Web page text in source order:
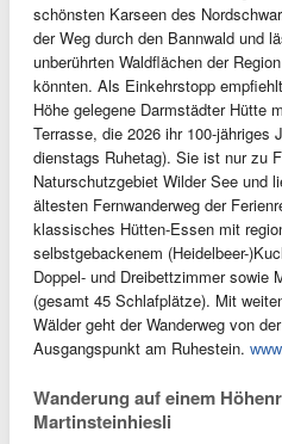
schönsten Karseen des
der Weg durch den Bannwald und
unberührten Waldflächen der
könnten. Als Einkehrstopp
Höhe gelegene Darmstädter Hütte
Terrasse, die 2026 ihr 100-jähriges
dienstags Ruhetag). Sie ist nur zu
Naturschutzgebiet Wilder See und
ältesten Fernwanderweg der
klassisches Hütten-Essen mit
selbstgebackenem (Heidelbeer-
Doppel- und Dreibettzimmer sowie
(gesamt 45 Schlafplätze). Mit
Wälder geht der Wanderweg von
Ausgangspunkt am Ruhestein.
Wanderung auf einem
Martinsteinhiesli